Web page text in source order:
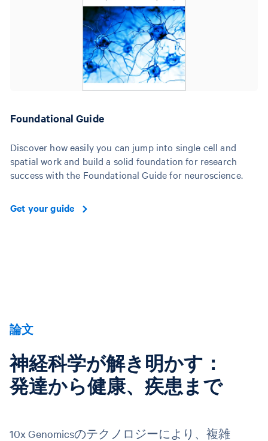
Foundational Guide
Discover how easily you can jump into single cell and
spatial work and build a solid foundation for research
success with the Foundational Guide for neuroscience.
Get your guide
論文
神経科学が解き明かす：
発達から健康、疾患まで
10x Genomicsのテクノロジーにより、複雑